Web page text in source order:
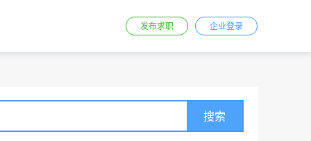
发布求职 企业登录
搜索